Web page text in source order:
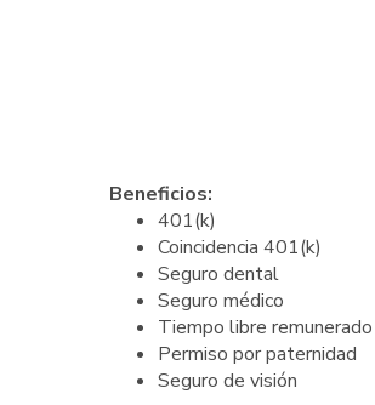
Beneficios:
401(k)
Coincidencia 401(k)
Seguro dental
Seguro médico
Tiempo libre remunerado
Permiso por paternidad
Seguro de visión